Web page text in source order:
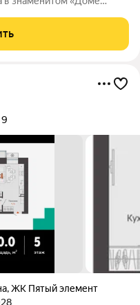
эту комнату:
историческое
9
,ЖК Пятый элемент